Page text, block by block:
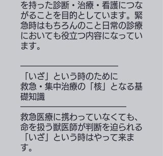
を持った診断・治療・看護につな
がることを目的としています。緊
急時はもちろんのこと日常の診療
においても役立つ内容になってい
ます。
━━━━━━━━━━━━
「いざ」という時のために
救急・集中治療の「核」となる基
礎知識
━━━━━━━━━━━━━
救急医療に携わっていなくても、
命を扱う獣医師が判断を迫られる
「いざ」という時はやって来ま
す。